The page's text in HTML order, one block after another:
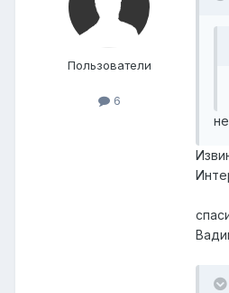
Пользователи
6